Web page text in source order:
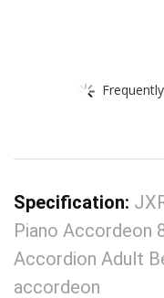
Specification:
Piano Accordeon
Accordion Adult
accordeon